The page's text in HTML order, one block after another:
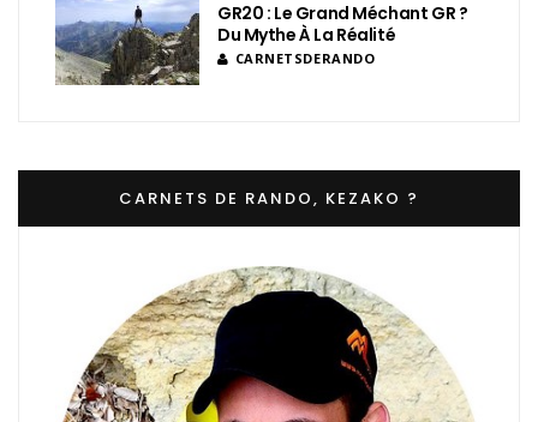
GR20 : Le Grand Méchant GR ?
Du Mythe À La Réalité
CARNETSDERANDO
CARNETS DE RANDO, KEZAKO ?